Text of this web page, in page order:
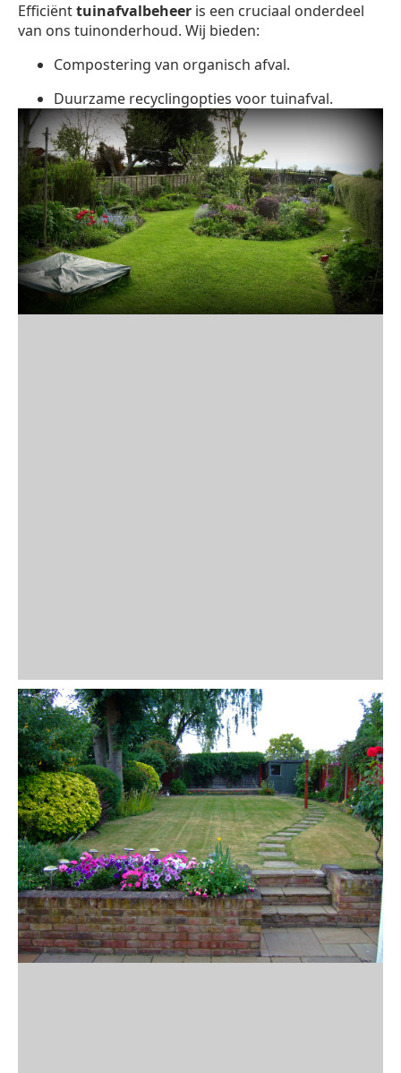
Efficiënttuinafvalbeheer is een cruciaal onderdeel
van ons tuinonderhoud. Wij bieden:
Compostering van organisch afval.
Duurzame recyclingopties voor tuinafval.